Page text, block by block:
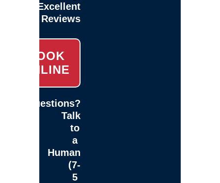
Excellent
Reviews
BOOK
ONLINE
Questions?
Talk
to
a
Human
(7-
5